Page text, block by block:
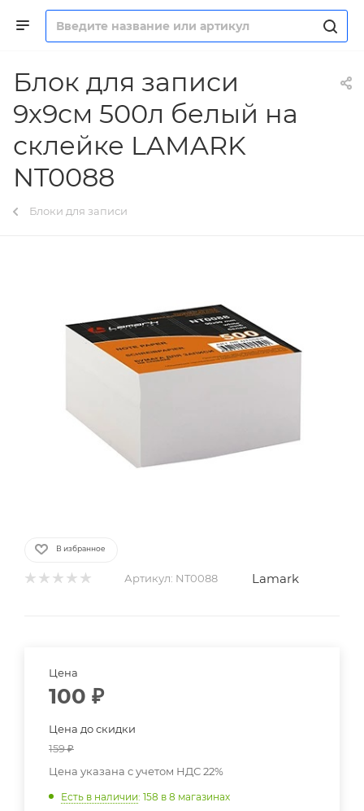
Блок для записи
9х9см 500л белый на
склейке LAMARK
NT0088
Блоки для записи
В избранное
Артикул: NT0088 Lamark
Цена
100 ₽
Цена до скидки
159₽
Цена указана с учетом НДС 22%
Есть в наличии: 158 в 8 магазинах